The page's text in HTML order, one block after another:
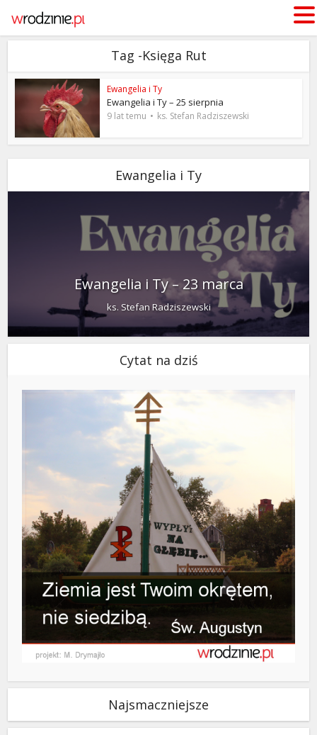
Tag -Księga Rut
Ewangelia i Ty
Ewangelia i Ty – 25 sierpnia
9 lat temu ks. Stefan Radziszewski
Ewangelia i Ty
Ewangelia i Ty – 23 marca
ks. Stefan Radziszewski
Cytat na dziś
Najsmaczniejsze